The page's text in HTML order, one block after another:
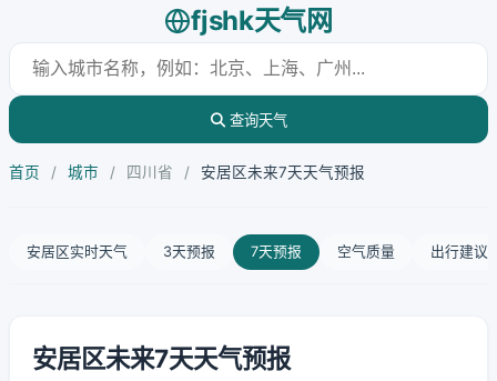
fjshk天气网
查询天气
首页 / 城市 / 四川省 / 安居区未来7天天气预报
安居区实时天气 3天预报 7天预报 空气质量 出行建议
安居区未来7天天气预报